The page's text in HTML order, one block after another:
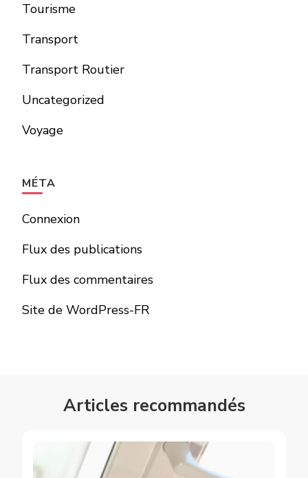
Tourisme
Transport
Transport Routier
Uncategorized
Voyage
MÉTA
Connexion
Flux des publications
Flux des commentaires
Site de WordPress-FR
Articles recommandés